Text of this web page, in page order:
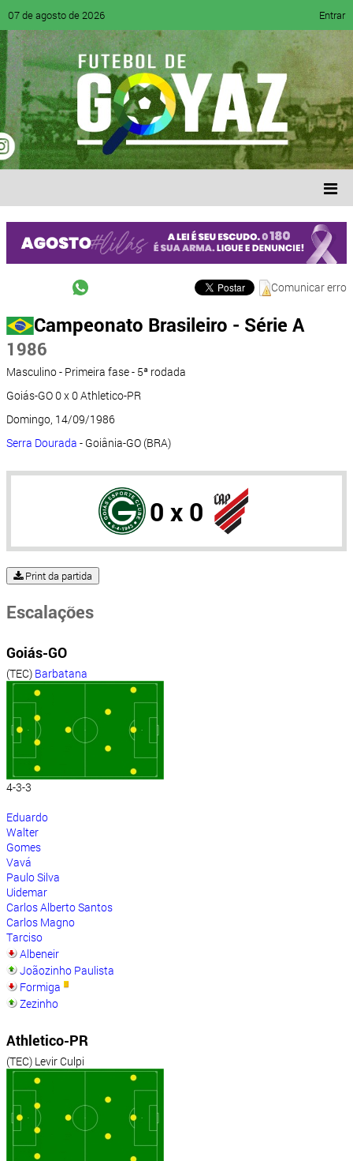
07 de agosto de 2026 Entrar
Comunicar erro
Campeonato Brasileiro - Série A
1986
Masculino - Primeira fase - 5ª rodada
Goiás-GO 0 x 0 Athletico-PR
Domingo, 14/09/1986
Serra Dourada - Goiânia-GO (BRA)
0 x 0
Print da partida
Escalações
Goiás-GO
(TEC) Barbatana
4-3-3
Eduardo
Walter
Gomes
Vavá
Paulo Silva
Uidemar
Carlos Alberto Santos
Carlos Magno
Tarciso
Albeneir
Joãozinho Paulista
Formiga
Zezinho
Athletico-PR
(TEC) Levir Culpi